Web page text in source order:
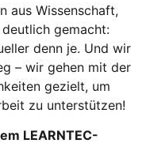
aus Wissenschaft,
gemacht:
denn je. Und wir
– wir gehen mit der
gezielt, um
zu unterstützen!
LEARNTEC-